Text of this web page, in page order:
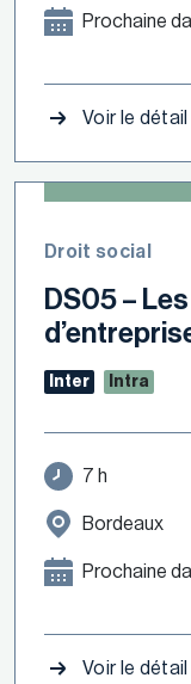
Prochaine
Voir le
Droit social
DS05 –
Inter Intra
7 h
Bordeaux
Prochaine
Voir le